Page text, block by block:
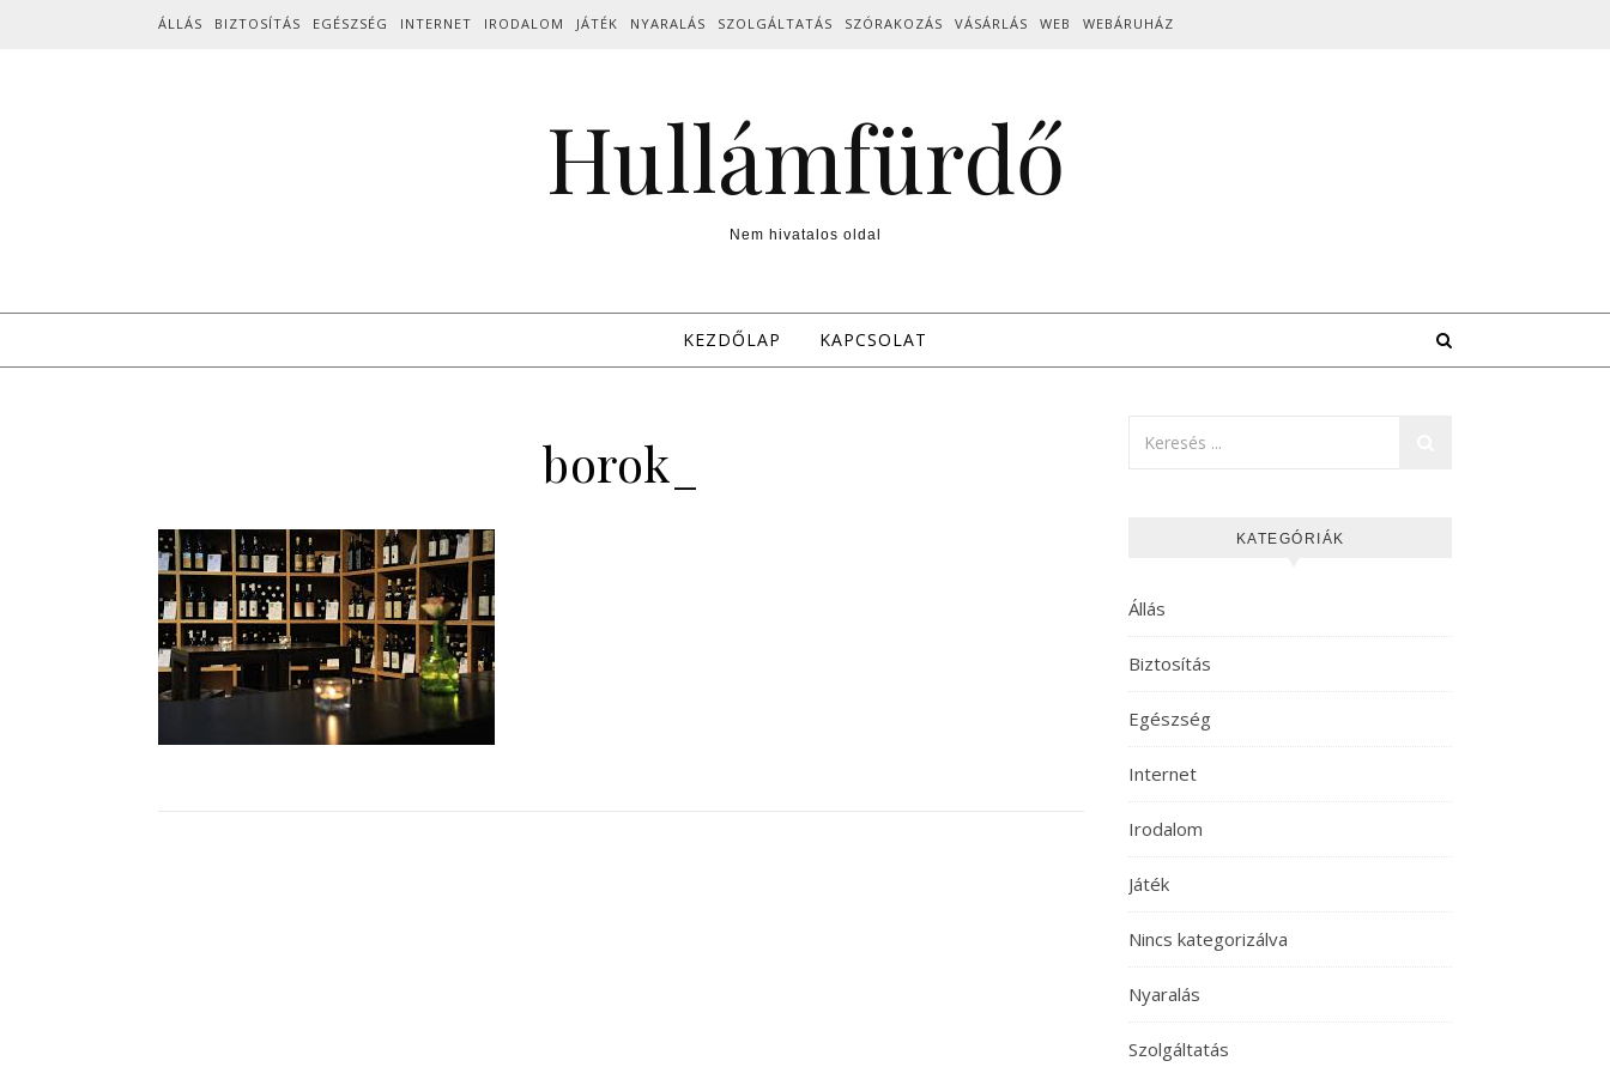
ÁLLÁS BIZTOSÍTÁS EGÉSZSÉG INTERNET IRODALOM JÁTÉK NYARALÁS SZOLGÁLTATÁS SZÓRAKOZÁS VÁSÁRLÁS WEB WEBÁRUHÁZ
Hullámfürdő
Nem hivatalos oldal
KEZDŐLAP KAPCSOLAT
borok_
KATEGÓRIÁK
Állás
Biztosítás
Egészség
Internet
Irodalom
Játék
Nincs kategorizálva
Nyaralás
Szolgáltatás